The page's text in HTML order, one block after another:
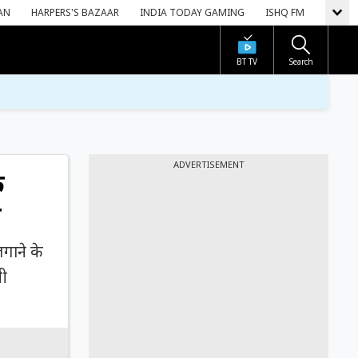
HARPERS'S BAZAAR INDIA TODAY GAMING ISHQ FM
BT TV Search
के
ADVERTISEMENT